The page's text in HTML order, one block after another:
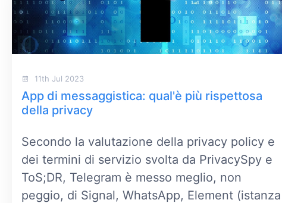
11th Jul 2023
App di messaggistica: qual'è più rispettosa
della privacy
Secondo la valutazione della privacy policy e
dei termini di servizio svolta da PrivacySpy e
ToS;DR, Telegram è messo meglio, non
peggio, di Signal, WhatsApp, Element (istanza